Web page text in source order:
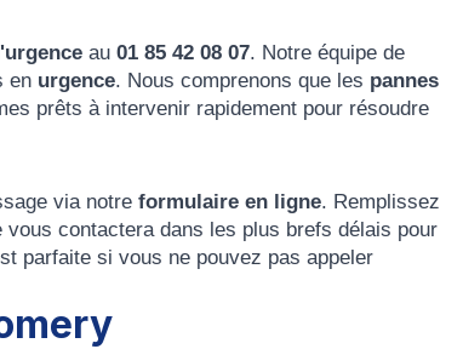
au 01 85 42 08 07. Notre équipe de
en urgence. Nous comprenons que les pannes
prêts à intervenir rapidement pour résoudre
via notre formulaire en ligne. Remplissez
contactera dans les plus brefs délais pour
parfaite si vous ne pouvez pas appeler